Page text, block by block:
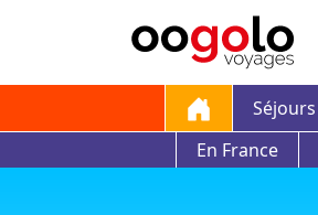
Séjours
En France